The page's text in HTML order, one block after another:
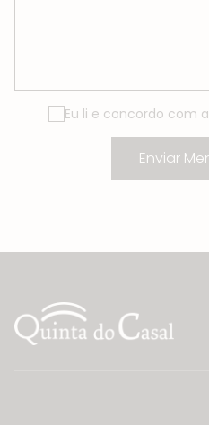
Eu li e concordo com a